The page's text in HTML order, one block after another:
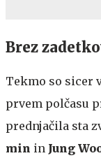
Brez
Tekmo so sicer
prvem polčasu
prednjačila sta
min in Jung